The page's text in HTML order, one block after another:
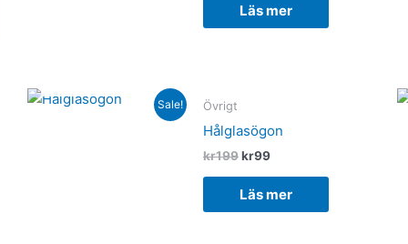
Läs mer
Sale! Övrigt
Hålglasögon
kr199
was:
kr199.
kr99
is:
kr99.
Läs mer